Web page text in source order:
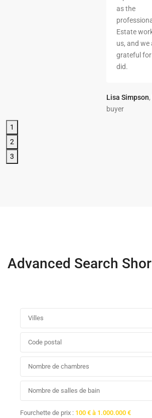
as the
Estate
us, and we
grateful
did.
Lisa Simpson
buyer
1
2
3
Advanced Search
Villes
Nombre de chambres
Fourchette de prix : 100 € à 1.000.000 €